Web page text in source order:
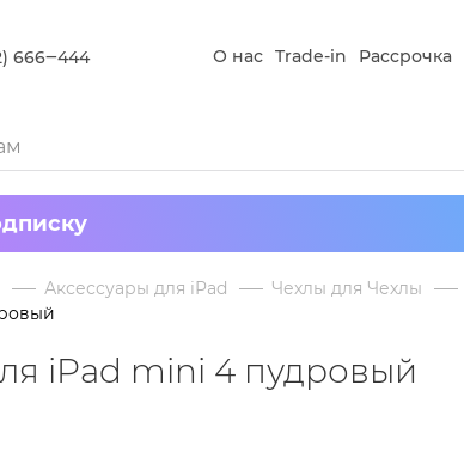
666‒444 О нас Trade-in Рассрочка
Аксессуары для iPad Чехлы для Чехлы
iPad mini 4 пудровый